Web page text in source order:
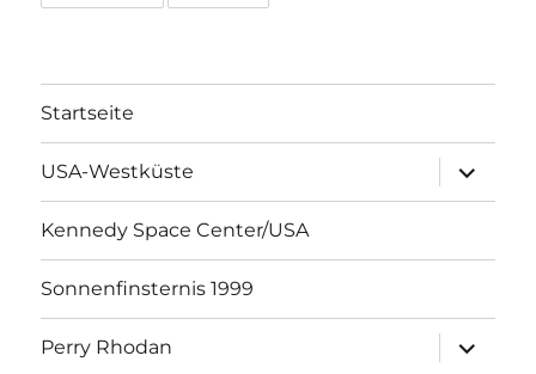
Startseite
USA-Westküste
öffnen
Kennedy Space Center/USA
Sonnenfinsternis 1999
Perry Rhodan
öffnen